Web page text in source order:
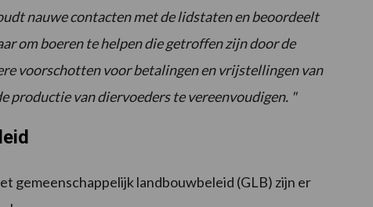
nauwe contacten met de lidstaten en beoordeelt
om boeren te helpen die getroffen zijn door de
voorschotten voor betalingen en vrijstellingen van
productie van diervoeders te vereenvoudigen. "
gemeenschappelijk landbouwbeleid (GLB) zijn er